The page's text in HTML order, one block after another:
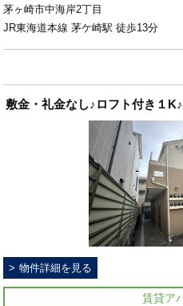
茅ヶ崎市中海岸2丁目
JR東海道本線 茅ケ崎駅 徒歩13分
敷金・礼金なし♪ロフト付き１K♪
物件詳細を見る
賃貸ア